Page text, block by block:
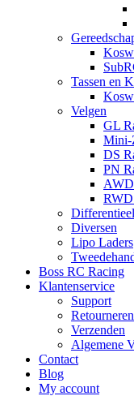
Tassen en
Velgen
GL
Mini-
DS
PN
RWD
Differentieel
Diversen
Lipo Laders
Boss RC Racing
Klantenservice
Support
Retourneren
Verzenden
Algemene
Contact
Blog
My account